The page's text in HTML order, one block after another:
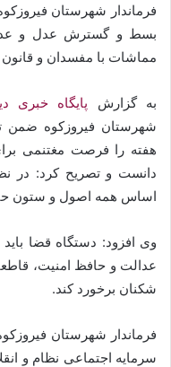
فرماندار شهرستان
بسط و گسترش عدل و
مماشات با مفسدان و
به گزارش پایگاه خبری
شهرستان فیروزکوه ضمن
هفته را فرصت مغتنمی
دانست و تصریح کرد: در
اساس همه اصول و ستون
وی افزود: دستگاه قضا
عدالت و حافظ امنیت،
شکنان برخورد کند.
فرماندار شهرستان
سرمایه اجتماعی نظام و